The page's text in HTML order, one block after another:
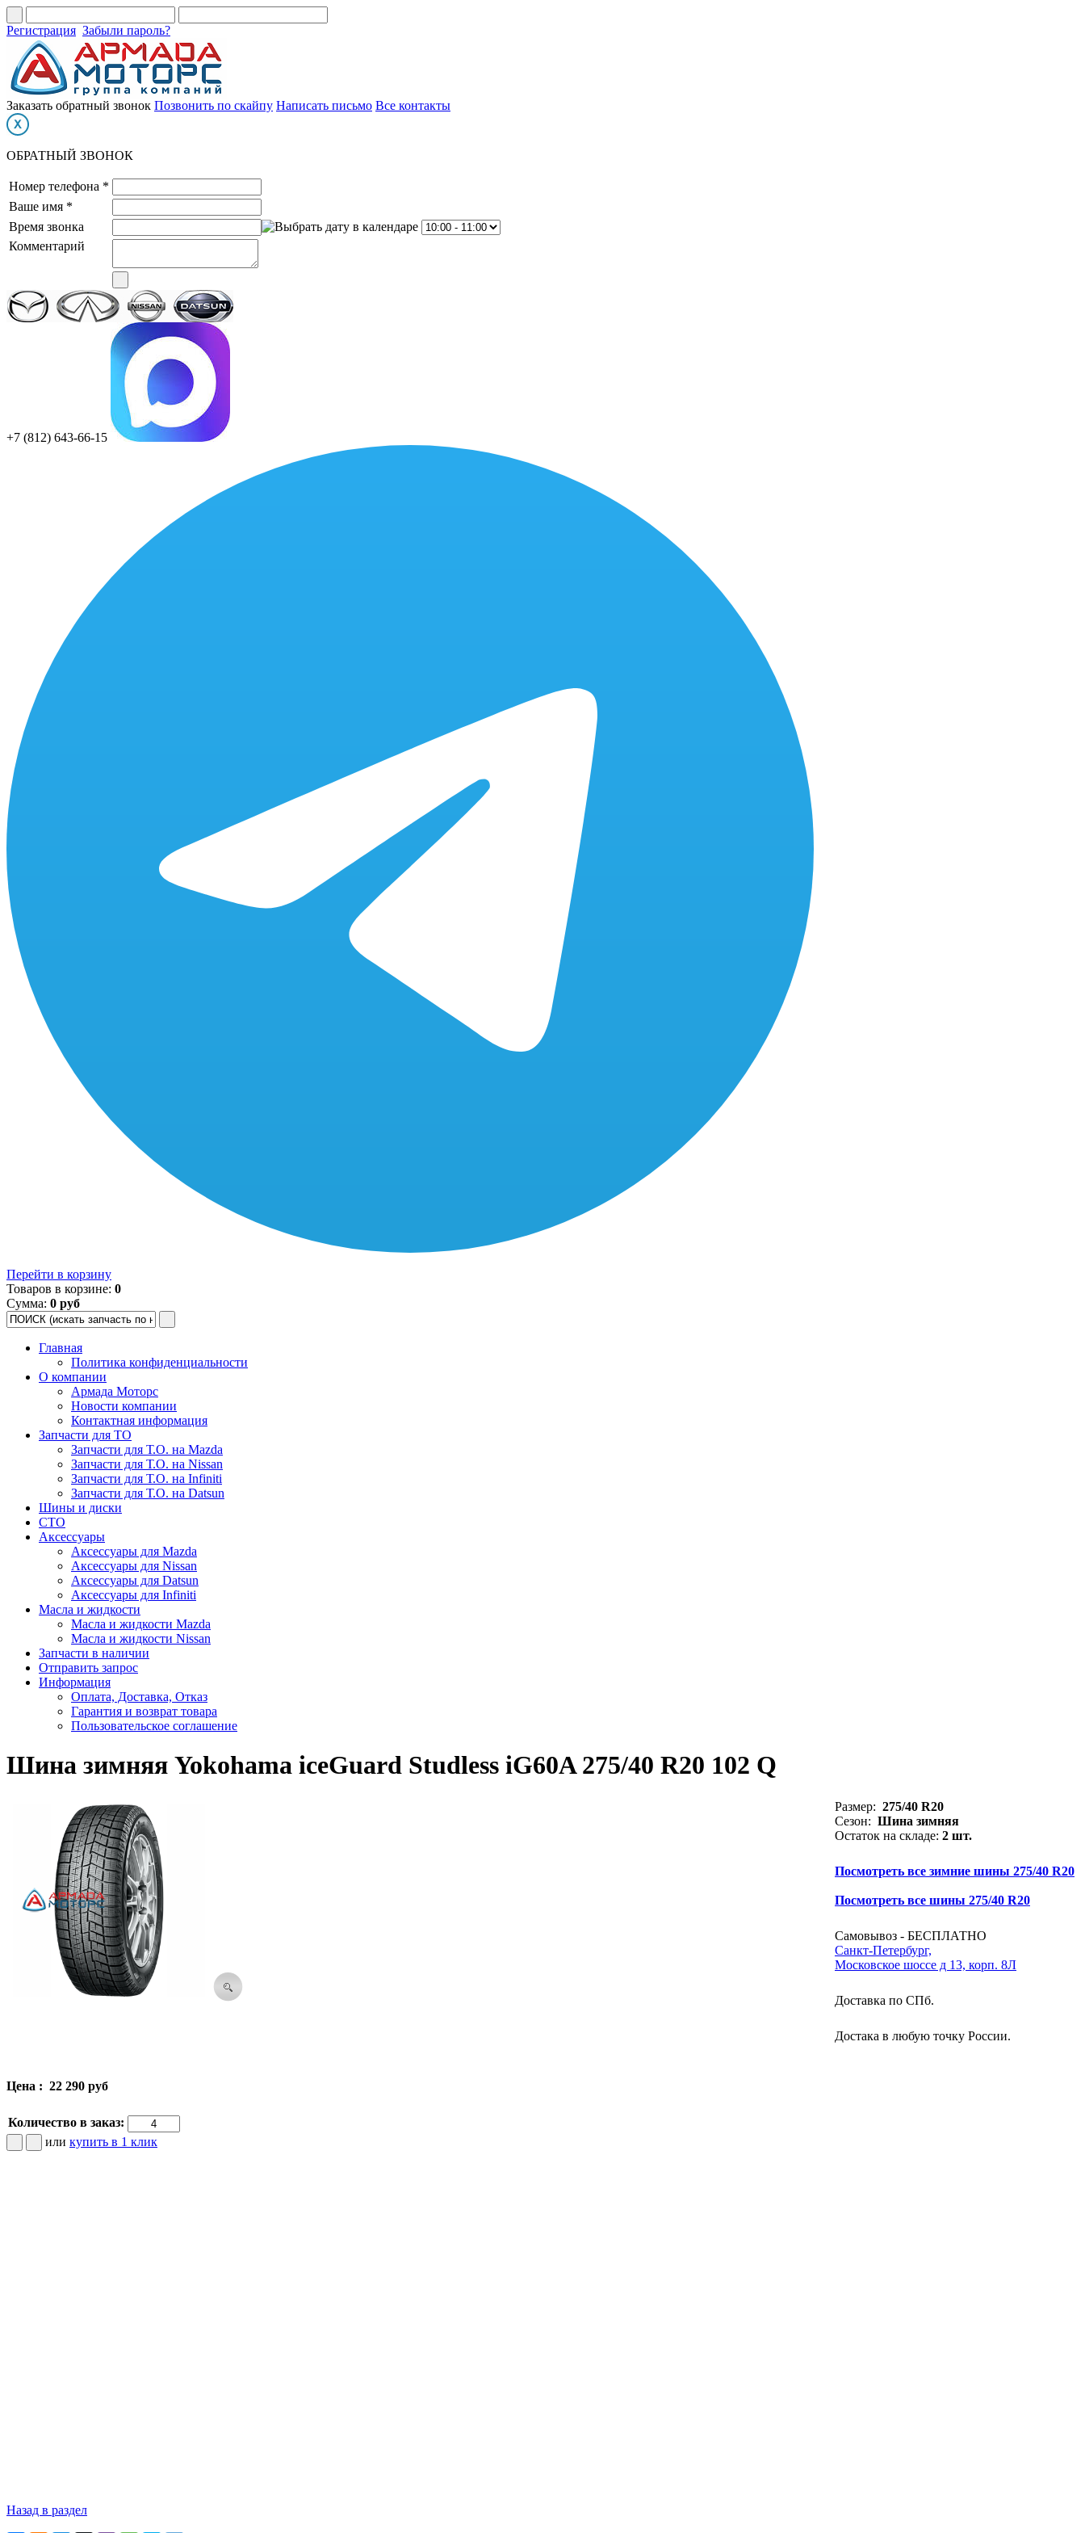
Регистрация Забыли пароль?
Заказать обратный звонок Позвонить по скайпу Написать письмо Все контакты
ОБРАТНЫЙ ЗВОНОК
Номер телефона *
Ваше имя *
Время звонка
Комментарий
+7 (812) 643-66-15
Перейти в корзину
Товаров в корзине: 0
Сумма: 0 руб
Главная
Политика конфиденциальности
О компании
Армада Моторс
Новости компании
Контактная информация
Запчасти для ТО
Запчасти для Т.О. на Mazda
Запчасти для Т.О. на Nissan
Запчасти для Т.О. на Infiniti
Запчасти для Т.О. на Datsun
Шины и диски
СТО
Аксессуары
Аксессуары для Mazda
Аксессуары для Nissan
Аксессуары для Datsun
Аксессуары для Infiniti
Масла и жидкости
Масла и жидкости Mazda
Масла и жидкости Nissan
Запчасти в наличии
Отправить запрос
Информация
Оплата, Доставка, Отказ
Гарантия и возврат товара
Пользовательское соглашение
Шина зимняя Yokohama iceGuard Studless iG60A 275/40 R20 102 Q
Размер: 275/40 R20
Сезон: Шина зимняя
Остаток на складе: 2 шт.
Посмотреть все зимние шины 275/40 R20
Посмотреть все шины 275/40 R20
Самовывоз - БЕСПЛАТНО
Санкт-Петербург,
Московское шоссе д 13, корп. 8Л
Доставка по СПб.
Достака в любую точку России.
Цена : 22 290 руб
Количество в заказ:
или купить в 1 клик
Назад в раздел